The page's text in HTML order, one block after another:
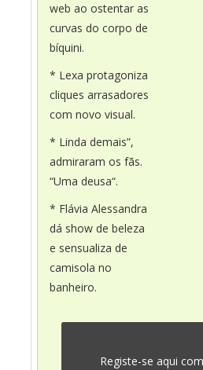
web ao ostentar as
curvas do corpo de
bíquini.
* Lexa protagoniza
cliques arrasadores
com novo visual.
* Linda demais”,
admiraram os fãs.
“Uma deusa“.
* Flávia Alessandra
dá show de beleza
e sensualiza de
camisola no
banheiro.
Registe-se aqui